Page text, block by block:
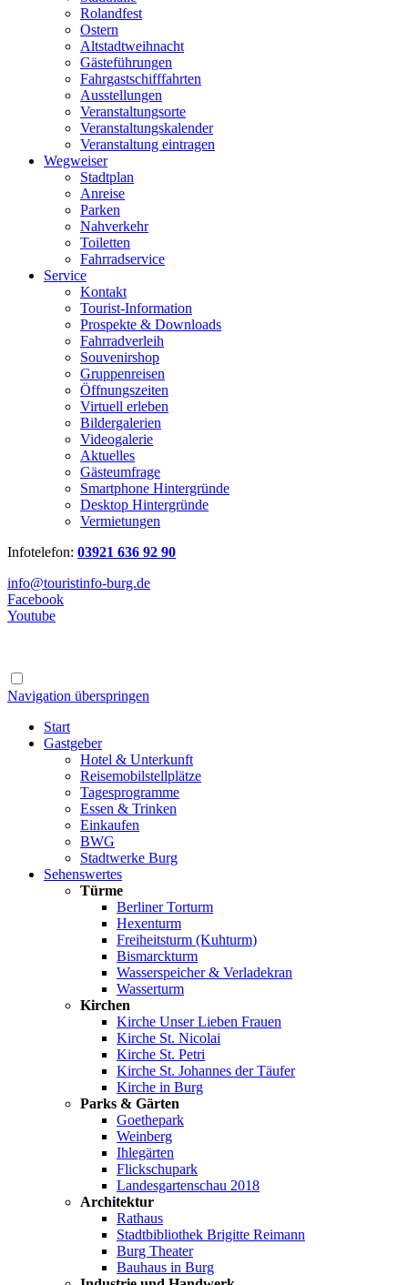
Rolandfest
Ostern
Altstadtweihnacht
Gästeführungen
Fahrgastschifffahrten
Ausstellungen
Veranstaltungsorte
Veranstaltungskalender
Veranstaltung eintragen
Wegweiser
Stadtplan
Anreise
Parken
Nahverkehr
Toiletten
Fahrradservice
Service
Kontakt
Tourist-Information
Prospekte & Downloads
Fahrradverleih
Souvenirshop
Gruppenreisen
Öffnungszeiten
Virtuell erleben
Bildergalerien
Videogalerie
Aktuelles
Gästeumfrage
Smartphone Hintergründe
Desktop Hintergründe
Vermietungen
Infotelefon: 03921 636 92 90
info@touristinfo-burg.de
Facebook
Youtube
Navigation überspringen
Start
Gastgeber
Hotel & Unterkunft
Reisemobilstellplätze
Tagesprogramme
Essen & Trinken
Einkaufen
BWG
Stadtwerke Burg
Sehenswertes
Türme
Berliner Torturm
Hexenturm
Freiheitsturm (Kuhturm)
Bismarckturm
Wasserspeicher & Verladekran
Wasserturm
Kirchen
Kirche Unser Lieben Frauen
Kirche St. Nicolai
Kirche St. Petri
Kirche St. Johannes der Täufer
Kirche in Burg
Parks & Gärten
Goethepark
Weinberg
Ihlegärten
Flickschupark
Landesgartenschau 2018
Architektur
Rathaus
Stadtbibliothek Brigitte Reimann
Burg Theater
Bauhaus in Burg